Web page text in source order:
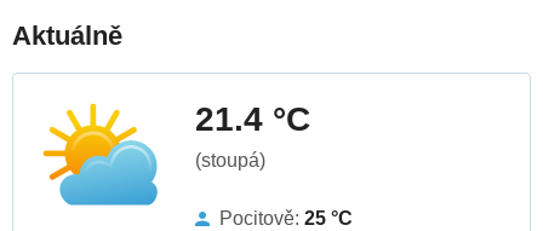
Aktuálně
21.4 °C
(stoupá)
Pocitově: 25 °C